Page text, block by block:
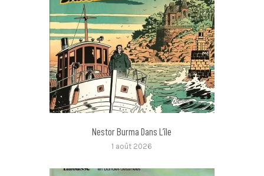
Nestor Burma Dans L’île
1 août 2026